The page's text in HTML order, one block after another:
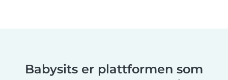
Babysits er plattformen som